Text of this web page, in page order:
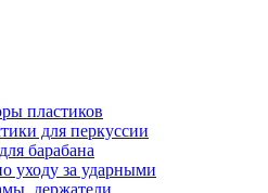
пластиков
для перкуссии
барабана
уходу за ударными
держатели